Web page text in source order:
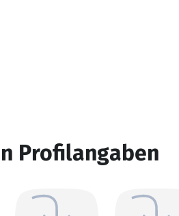
Profilangaben